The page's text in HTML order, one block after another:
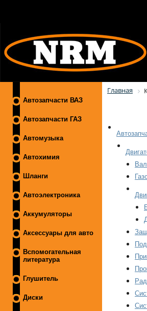
Автозапчасти ВАЗ
Автозапчасти ГАЗ
Автомузыка
Автохимия
Шланги
Автоэлектроника
Аккумуляторы
Аксессуары для авто
Вспомогательная
литература
Глушитель
Диски
Главная